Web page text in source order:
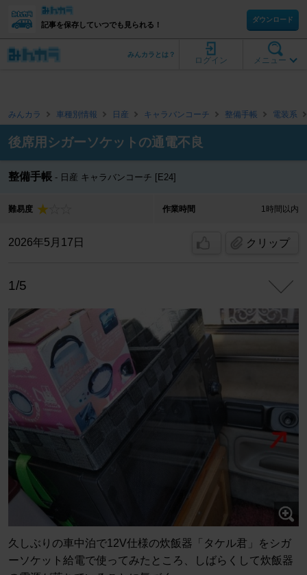
記事を保存していつでも見られる！
ダウンロード
メニュー
ログイン
みんカラとは？
みんカラ 車種別情報 日産 キャラバンコーチ 整備手帳 電装系
後席用シガーソケットの通電不良
整備手帳 日産 キャラバンコーチ [E24]
難易度 作業時間 1時間以内
2026年5月17日 クリップ
1/5
久しぶりの車中泊で12V仕様の炊飯器「タケル君」をシガ
ーソケット給電で使ってみたところ、しばらくして炊飯器